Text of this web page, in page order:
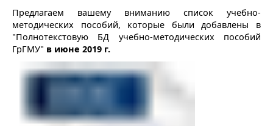
Предлагаем вашему вниманию список учебно-
методических пособий, которые были добавлены в
"Полнотекстовую БД учебно-методических пособий
ГрГМУ" в июне 2019 г.